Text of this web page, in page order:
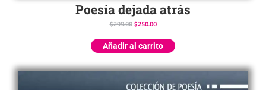
Poesía dejada atrás
$299.00 $250.00
Añadir al carrito